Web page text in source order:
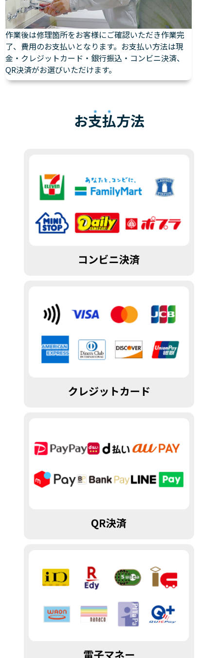
作業後は修理箇所をお客様にご確認いただき作業完
了、費用のお支払いとなります。お支払い方法は現
金・クレジットカード・銀行振込・コンビニ決済、
QR決済がお選びいただけます。
お支払方法